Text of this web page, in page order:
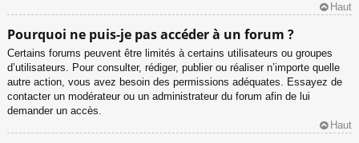
Haut
Pourquoi ne puis-je pas accéder à un forum ?
Certains forums peuvent être limités à certains utilisateurs ou groupes
d’utilisateurs. Pour consulter, rédiger, publier ou réaliser n’importe quelle
autre action, vous avez besoin des permissions adéquates. Essayez de
contacter un modérateur ou un administrateur du forum afin de lui
demander un accès.
Haut